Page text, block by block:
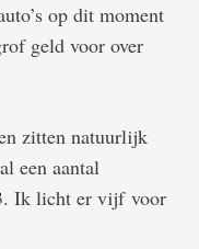
op dit moment
geld voor over
zitten natuurlijk
een aantal
Ik licht er vijf voor